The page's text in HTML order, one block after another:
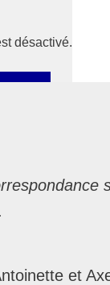
désactivé.
et